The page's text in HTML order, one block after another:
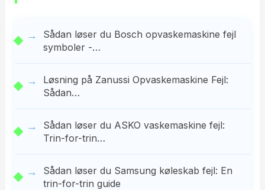
Sådan løser du Bosch opvaskemaskine fejl
symboler -…
Løsning på Zanussi Opvaskemaskine Fejl:
Sådan…
Sådan løser du ASKO vaskemaskine fejl:
Trin-for-trin…
Sådan løser du Samsung køleskab fejl: En
trin-for-trin guide